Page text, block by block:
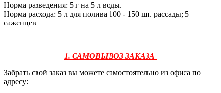
Норма разведения: 5 г на 5 л воды.
Норма расхода: 5 л для полива 100 - 150 шт. рассады; 5
саженцев.
1. САМОВЫВОЗ ЗАКАЗА
Забрать свой заказ вы можете самостоятельно из офиса по
адресу: